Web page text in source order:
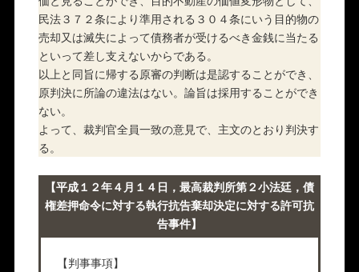
民法３７２条により準用される３０４条にいう目的物の
売却又は滅失によって債務者が受けるべき金銭に当たる
といって差し支えないからである。
以上と同旨に帰する原審の判断は是認することができ、
原判決に所論の違法はない。論旨は採用することができ
ない。
よって、裁判官全員一致の意見で、主文のとおり判決す
る。
【平成１２年４月１４日，最高裁判所第２小法廷，債
権差押命令に対する執行抗告棄却決定に対する許可抗
告事件】
【判事事項】